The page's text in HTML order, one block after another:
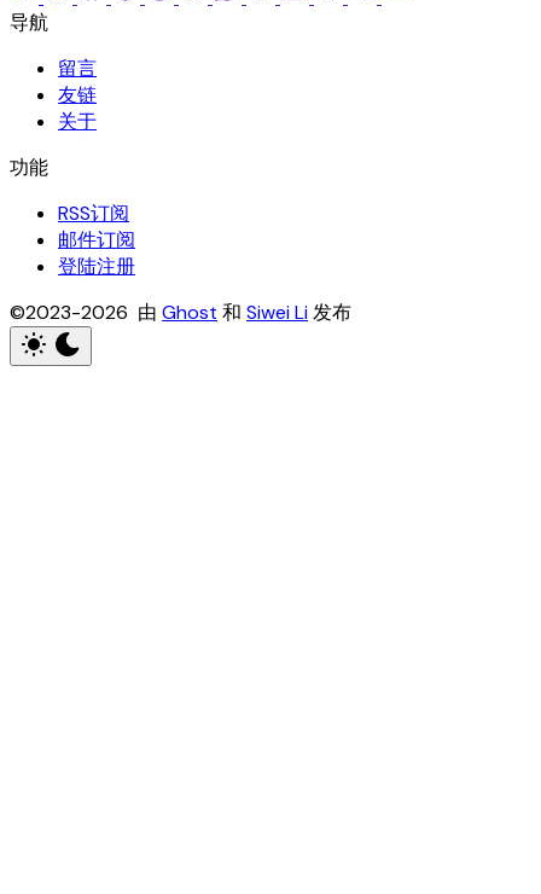
留言
友链
关于
RSS订阅
邮件订阅
登陆注册
©2023-2026 由 Ghost 和 Siwei Li发布